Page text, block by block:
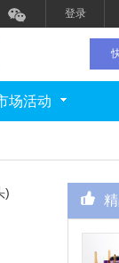
登录
场活动
)